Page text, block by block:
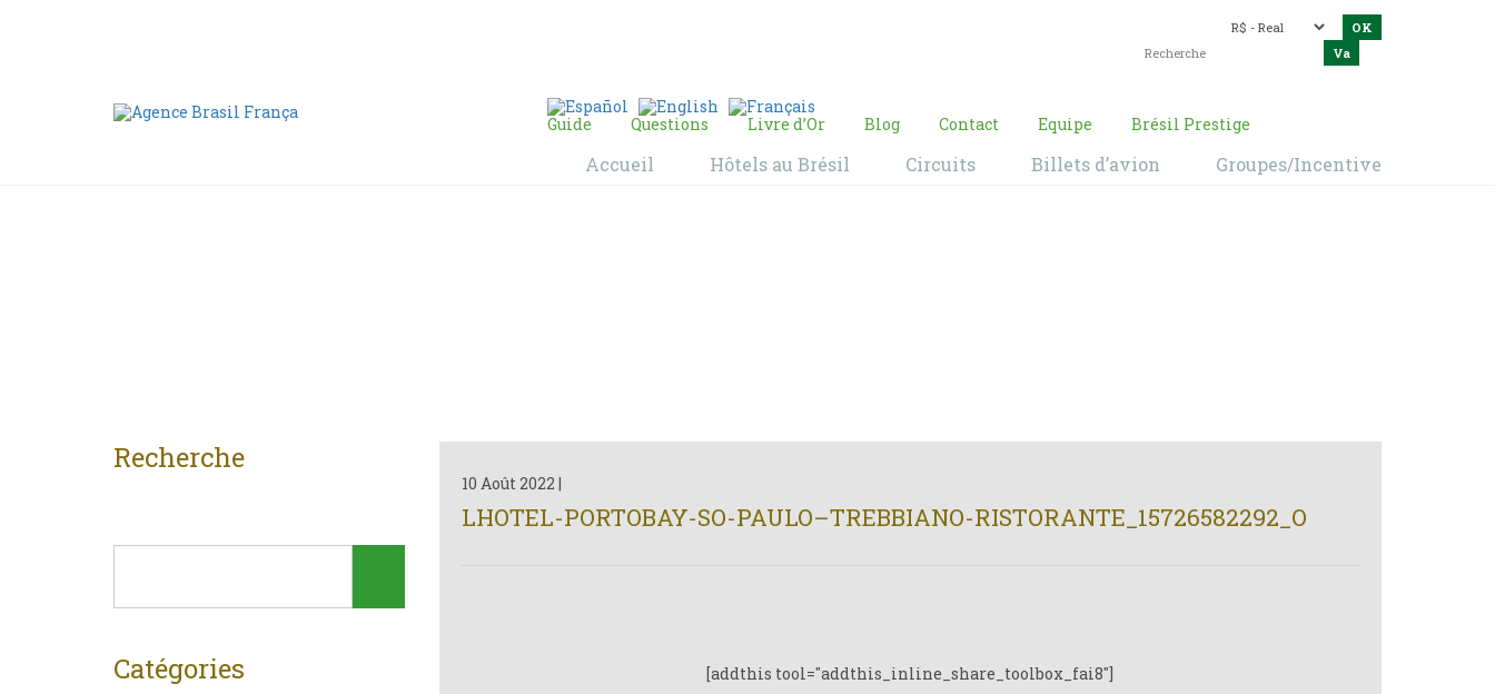
Guide Questions Livre d’Or Blog Contact Equipe Brésil Prestige
Accueil Hôtels au Brésil Circuits Billets d’avion Groupes/Incentive
Recherche
Catégories
10 Août 2022 |
LHOTEL-PORTOBAY-SO-PAULO–TREBBIANO-RISTORANTE_15726582292_O
[addthis tool="addthis_inline_share_toolbox_fai8"]